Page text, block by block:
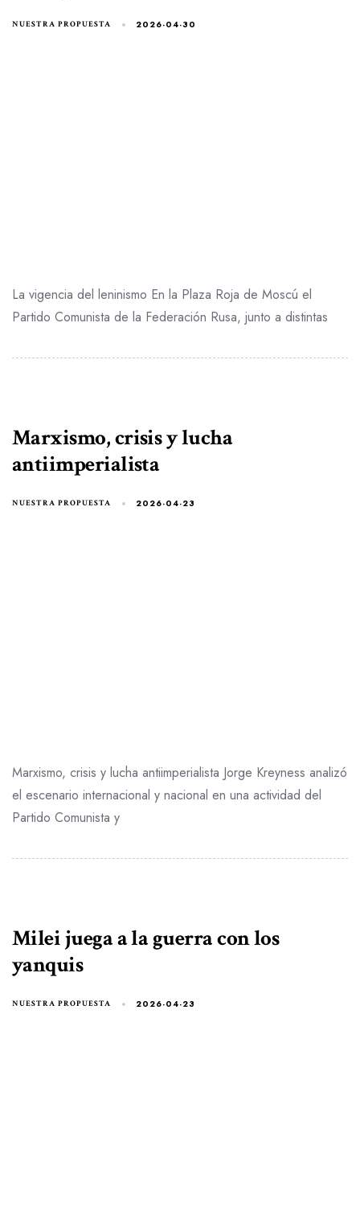
NUESTRA PROPUESTA 2026-04-30
La vigencia del leninismo En la Plaza Roja de Moscú el
Partido Comunista de la Federación Rusa, junto a distintas
Marxismo, crisis y lucha
antiimperialista
NUESTRA PROPUESTA 2026-04-23
Marxismo, crisis y lucha antiimperialista Jorge Kreyness analizó
el escenario internacional y nacional en una actividad del
Partido Comunista y
Milei juega a la guerra con los
yanquis
NUESTRA PROPUESTA 2026-04-23